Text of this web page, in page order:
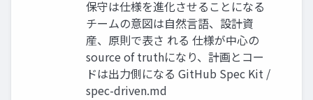
保守は仕様を進化させることになる
チームの意図は自然言語、設計資
産、原則で表さ れる 仕様が中心の
source of truthになり、計画とコー
ドは出力側になる GitHub Spec Kit /
spec-driven.md